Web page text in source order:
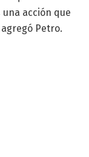
acción que
Petro.